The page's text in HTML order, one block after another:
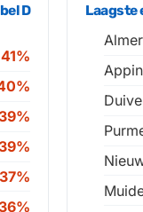
D
41%
37%
Laagste